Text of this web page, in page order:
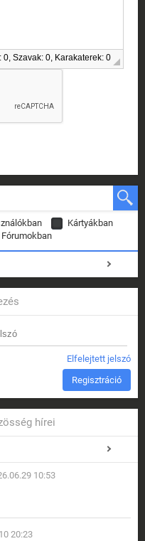
0, Szavak: 0, Karakaterek: 0
Kártyákban
Fórumokban
Elfelejtett jelszó
Regisztráció
hírei
10:53
20:23